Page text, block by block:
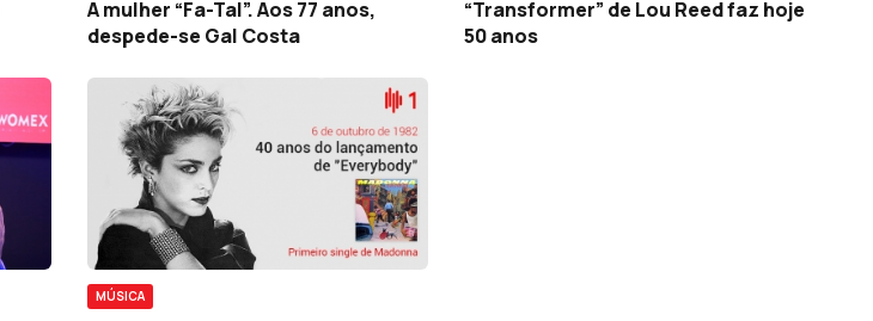
A mulher “Fa-Tal”. Aos 77 anos,
despede-se Gal Costa
“Transformer” de Lou Reed faz hoje
50 anos
MÚSICA